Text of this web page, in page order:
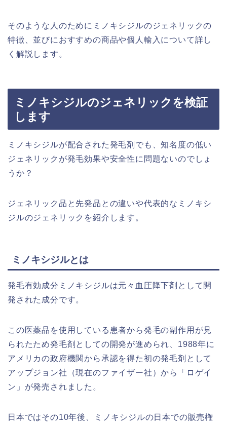
そのような人のためにミノキシジルのジェネリックの
特徴、並びにおすすめの商品や個人輸入について詳し
く解説します。
ミノキシジルのジェネリックを検証
します
ミノキシジルが配合された発毛剤でも、知名度の低い
ジェネリックが発毛効果や安全性に問題ないのでしょ
うか？
ジェネリック品と先発品との違いや代表的なミノキシ
ジルのジェネリックを紹介します。
ミノキシジルとは
発毛有効成分ミノキシジルは元々血圧降下剤として開
発された成分です。
この医薬品を使用している患者から発毛の副作用が見
られたため発毛剤としての開発が進められ、1988年に
アメリカの政府機関から承認を得た初の発毛剤として
アップジョン社（現在のファイザー社）から「ロゲイ
ン」が発売されました。
日本ではその10年後、ミノキシジルの日本での販売権